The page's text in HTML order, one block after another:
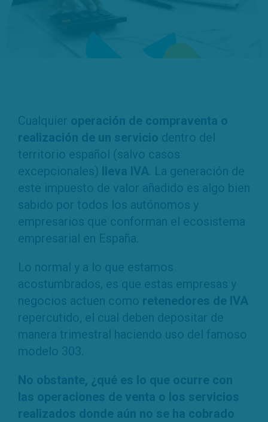
Cualquier operación de compraventa o
realización de un servicio dentro del
territorio español (salvo casos
excepcionales) lleva IVA . La generación de
este impuesto de valor añadido es algo bien
sabido por todos los autónomos y
empresarios que conforman el ecosistema
empresarial en España.
Lo normal y a lo que estamos
acostumbrados, es que estas empresas y
negocios actuen como retenedores de IVA
repercutido, el cual deben depositar de
manera trimestral haciendo uso del famoso
modelo 303.
No obstante, ¿qué es lo que ocurre con
las operaciones de venta o los servicios
realizados donde aún no se ha cobrado